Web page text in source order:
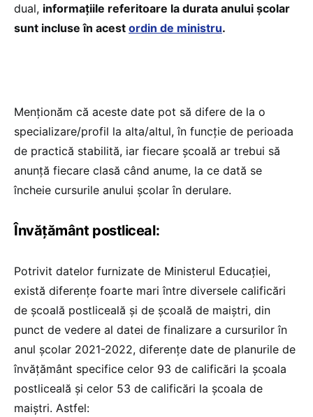
dual, informațiile referitoare la durata anului școlar
sunt incluse în acest ordin de ministru.
Menționăm că aceste date pot să difere de la o
specializare/profil la alta/altul, în funcție de perioada
de practică stabilită, iar fiecare școală ar trebui să
anunță fiecare clasă când anume, la ce dată se
încheie cursurile anului școlar în derulare.
Învățământ postliceal:
Potrivit datelor furnizate de Ministerul Educației,
există diferențe foarte mari între diversele calificări
de școală postliceală și de școală de maiștri, din
punct de vedere al datei de finalizare a cursurilor în
anul școlar 2021-2022, diferențe date de planurile de
învățământ specifice celor 93 de calificări la școala
postliceală și celor 53 de calificări la școala de
maiștri. Astfel: